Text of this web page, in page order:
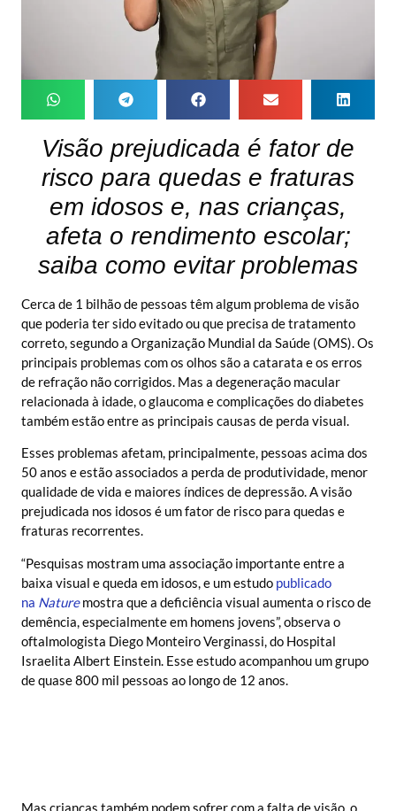
Visão prejudicada é fator de
risco para quedas e fraturas
em idosos e, nas crianças,
afeta o rendimento escolar;
saiba como evitar problemas
Cerca de 1 bilhão de pessoas têm algum problema de visão
que poderia ter sido evitado ou que precisa de tratamento
correto, segundo a Organização Mundial da Saúde (OMS). Os
principais problemas com os olhos são a catarata e os erros
de refração não corrigidos. Mas a degeneração macular
relacionada à idade, o glaucoma e complicações do diabetes
também estão entre as principais causas de perda visual.
Esses problemas afetam, principalmente, pessoas acima dos
50 anos e estão associados a perda de produtividade, menor
qualidade de vida e maiores índices de depressão. A visão
prejudicada nos idosos é um fator de risco para quedas e
fraturas recorrentes.
“Pesquisas mostram uma associação importante entre a
baixa visual e queda em idosos, e um estudo publicado
na Naturemostra que a deficiência visual aumenta o risco de
demência, especialmente em homens jovens”, observa o
oftalmologista Diego Monteiro Verginassi, do Hospital
Israelita Albert Einstein. Esse estudo acompanhou um grupo
de quase 800 mil pessoas ao longo de 12 anos.
Mas crianças também podem sofrer com a falta de visão, o